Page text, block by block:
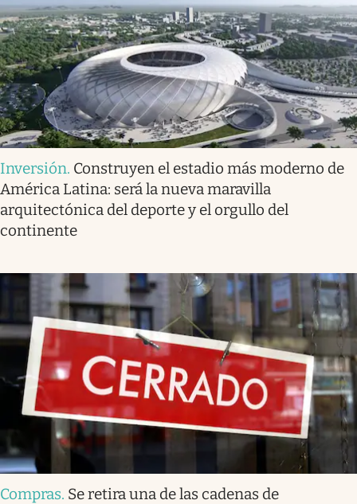
Inversión. Construyen el estadio más moderno de
América Latina: será la nueva maravilla
arquitectónica del deporte y el orgullo del
continente
Compras. Se retira una de las cadenas de